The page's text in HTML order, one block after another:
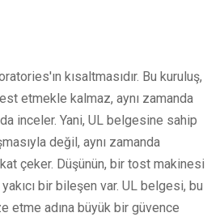
kısaltmasıdır. Bu kuruluş,
etmekle kalmaz, aynı zamanda
da inceler. Yani, UL belgesine sahip
değil, aynı zamanda
çeker. Düşünün, bir tost makinesi
bir bileşen var. UL belgesi, bu
etme adına büyük bir güvence